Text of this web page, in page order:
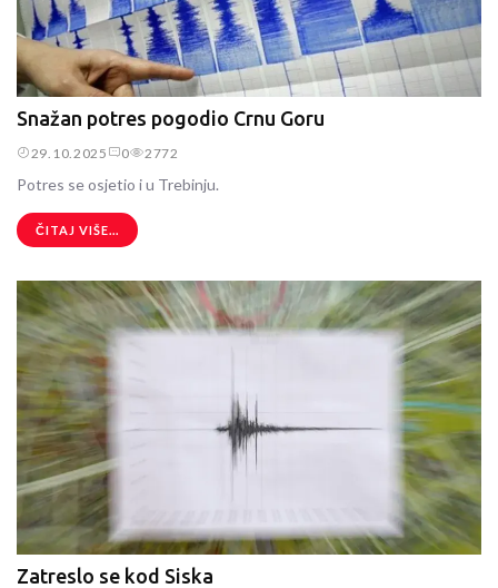
Snažan potres pogodio Crnu Goru
29.10.2025 0 2772
Potres se osjetio i u Trebinju.
ČITAJ VIŠE...
Zatreslo se kod Siska